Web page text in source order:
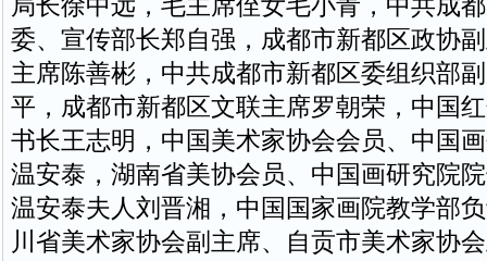
局长徐中远，毛主席侄女毛小青，中共成
委、宣传部长郑自强，成都市新都区政协
主席陈善彬，中共成都市新都区委组织部
平，成都市新都区文联主席罗朝荣，中国
书长王志明，中国美术家协会会员、中国
温安泰，湖南省美协会员、中国画研究院
温安泰夫人刘晋湘，中国国家画院教学部
川省美术家协会副主席、自贡市美术家协